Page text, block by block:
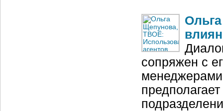
сопряжен с
менеджерами